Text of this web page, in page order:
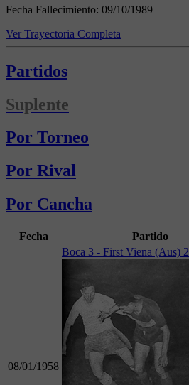
Fecha Fallecimiento: 09/10/1989
Ver Trayectoria Completa
Partidos
Suplente
Por Torneo
Por Rival
Por Cancha
Fecha Partido
08/01/1958
Boca 3 - First Viena (Aus) 2